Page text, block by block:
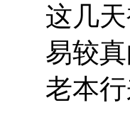
这几
易较
老本